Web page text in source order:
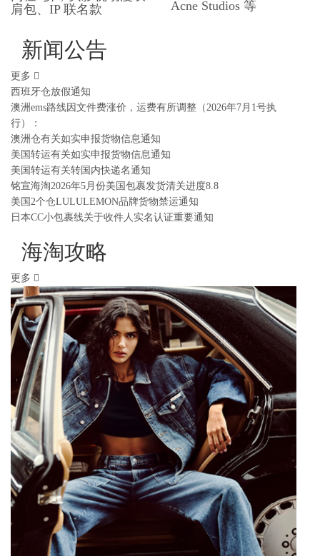
肩包、​​IP 联名款
Acne Studios 等
新闻公告
更多
西班牙仓放假通知
澳洲ems路线因文件费涨价，运费有所调整（2026年7月1号执
行）：
澳洲仓有关如实申报货物信息通知
美国转运有关如实申报货物信息通知
美国转运有关转国内快递名通知
铭宣海淘2026年5月份美国包裹发货清关进度8.8
美国2个仓LULULEMON品牌货物禁运通知
日本CC小包裹线关于收件人实名认证重要通知
海淘攻略
更多